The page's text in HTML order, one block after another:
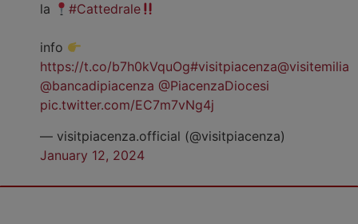
la
#Cattedrale
info
https://t.co/b7h0kVquOg#visitpiacenza@visitemilia
@bancadipiacenza @PiacenzaDiocesi
pic.twitter.com/EC7m7vNg4j
— visitpiacenza.official (@visitpiacenza)
January 12, 2024